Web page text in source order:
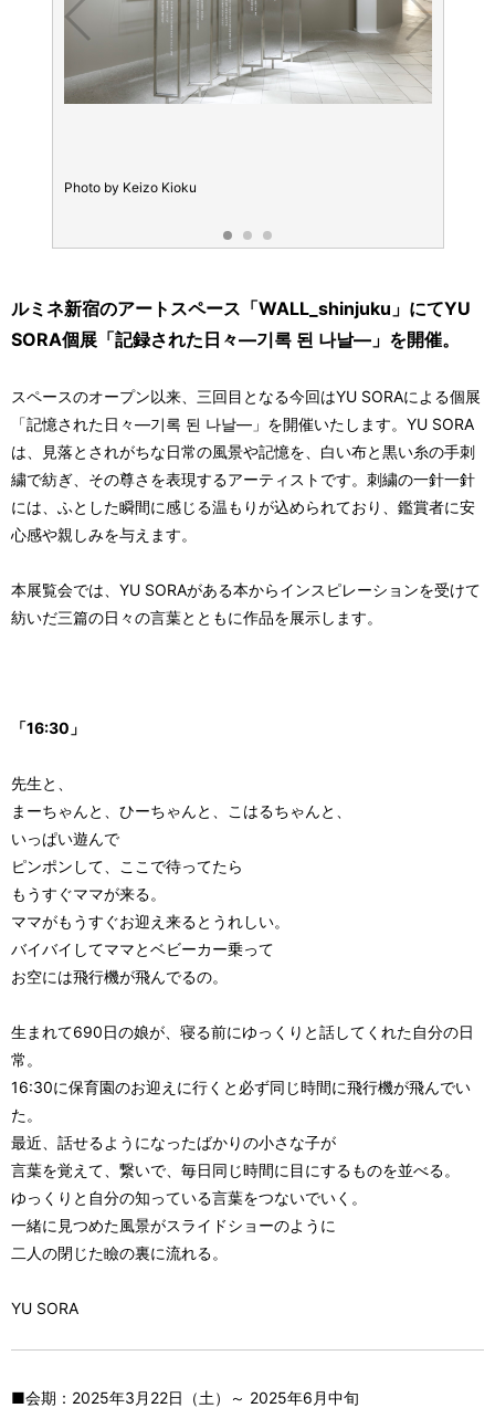
Photo by Keizo Kioku
ルミネ新宿のアートスペース「WALL_shinjuku」にてYU
SORA個展「記録された日々―기록 된 나날―」を開催。
スペースのオープン以来、三回目となる今回はYU SORAによる個展
「記憶された日々―기록 된 나날―」を開催いたします。YU SORA
は、見落とされがちな日常の風景や記憶を、白い布と黒い糸の手刺
繍で紡ぎ、その尊さを表現するアーティストです。刺繍の一針一針
には、ふとした瞬間に感じる温もりが込められており、鑑賞者に安
心感や親しみを与えます。
本展覧会では、YU SORAがある本からインスピレーションを受けて
紡いだ三篇の日々の言葉とともに作品を展示します。
「16:30」
先生と、
まーちゃんと、ひーちゃんと、こはるちゃんと、
いっぱい遊んで
ピンポンして、ここで待ってたら
もうすぐママが来る。
ママがもうすぐお迎え来るとうれしい。
バイバイしてママとベビーカー乗って
お空には飛行機が飛んでるの。
生まれて690日の娘が、寝る前にゆっくりと話してくれた自分の日
常。
16:30に保育園のお迎えに行くと必ず同じ時間に飛行機が飛んでい
た。
最近、話せるようになったばかりの小さな子が
言葉を覚えて、繋いで、毎日同じ時間に目にするものを並べる。
ゆっくりと自分の知っている言葉をつないでいく。
一緒に見つめた風景がスライドショーのように
二人の閉じた瞼の裏に流れる。
YU SORA
■会期：2025年3月22日（土）～ 2025年6月中旬